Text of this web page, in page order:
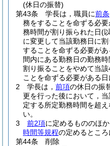
(休日の振替)
第43条
学長は，職員に前条
務をすることを命ずる必
務時間が割り振られた日(
に変更して当該勤務日に
することを命ずる必要が
間内にある勤務日の勤務
割り振ることをやめて当
ことを命ずる必要がある
2
学長は， 前項の休日の振
更を行った後において，
定する所定勤務時間を超
い。
3
前2項に定めるもののほ
時間等規程の定めるところ
第44条
削除